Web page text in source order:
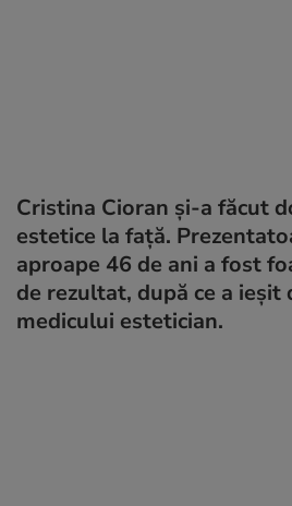
Cristina Cioran și-a făcut
estetice la față.
aproape 46 de ani a fost
de rezultat, după ce a ieșit
medicului estetician.